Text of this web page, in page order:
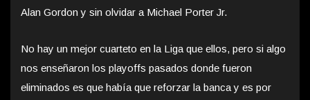
Alan Gordon y sin olvidar a Michael Porter Jr.
No hay un mejor cuarteto en la Liga que ellos, pero si algo
nos enseñaron los playoffs pasados donde fueron
eliminados es que había que reforzar la banca y es por